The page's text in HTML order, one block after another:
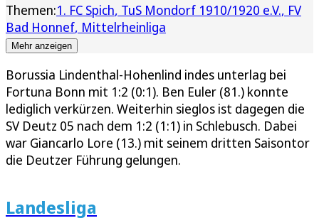
Themen:1. FC Spich TuS Mondorf 1910/1920 e.V. FV
Bad Honnef Mittelrheinliga
Mehr anzeigen
Borussia Lindenthal-Hohenlind indes unterlag bei
Fortuna Bonn mit 1:2 (0:1). Ben Euler (81.) konnte
lediglich verkürzen. Weiterhin sieglos ist dagegen die
SV Deutz 05 nach dem 1:2 (1:1) in Schlebusch. Dabei
war Giancarlo Lore (13.) mit seinem dritten Saisontor
die Deutzer Führung gelungen.
Landesliga